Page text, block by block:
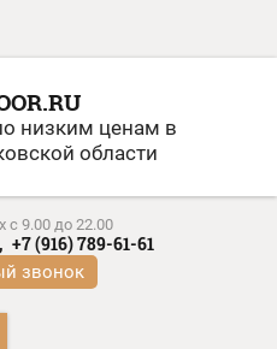
низким ценам в
области
c 9.00 до 22.00
+7 (916) 789-61-61
звонок